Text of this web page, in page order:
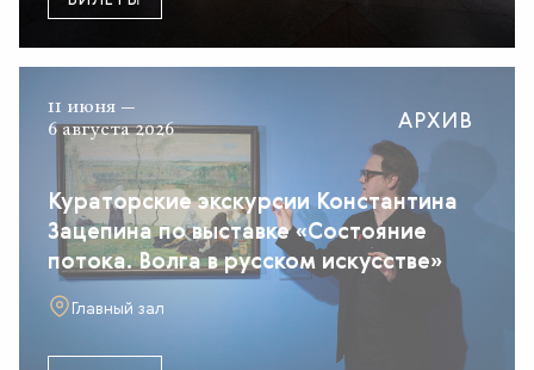
11 июня —
6 августа 2026
Кураторские экскурсии Константина
Зацепина по выставке «Состояние
потока. Волга в русском искусстве»
Главный зал
АРХИВ